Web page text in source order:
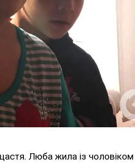
Люба жила із